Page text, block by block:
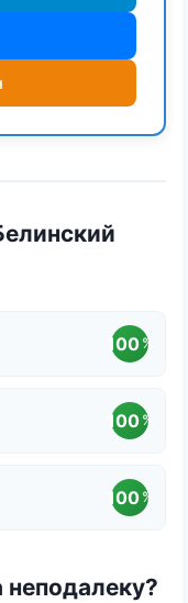
100 %
100 %
100 %